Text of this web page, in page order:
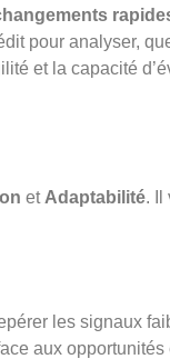
pour analyser,
et la capacité
et Adaptabilité. Il
les signaux
aux